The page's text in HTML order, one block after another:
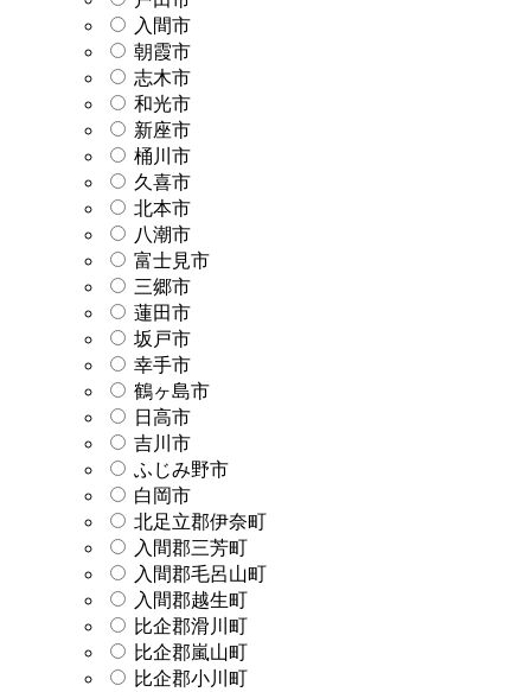
入間市
朝霞市
志木市
和光市
新座市
桶川市
久喜市
北本市
八潮市
富士見市
三郷市
蓮田市
坂戸市
幸手市
鶴ヶ島市
日高市
吉川市
ふじみ野市
白岡市
北足立郡伊奈町
入間郡三芳町
入間郡毛呂山町
入間郡越生町
比企郡滑川町
比企郡嵐山町
比企郡小川町